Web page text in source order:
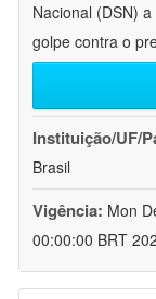
Nacional (DSN)
golpe contra o
Instituição/UF/
Brasil
Vigência: Mon
00:00:00 BRT